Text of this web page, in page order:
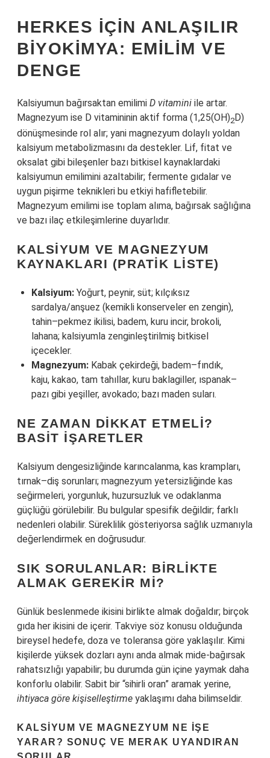
HERKES İÇIN ANLAŞILIR
BIYOKIMYA: EMILIM VE
DENGE
Kalsiyumun bağırsaktan emilimi D vitamini ile artar.
Magnezyum ise D vitamininin aktif forma (1,25(OH)2D)
dönüşmesinde rol alır; yani magnezyum dolaylı yoldan
kalsiyum metabolizmasını da destekler. Lif, fitat ve
oksalat gibi bileşenler bazı bitkisel kaynaklardaki
kalsiyumun emilimini azaltabilir; fermente gıdalar ve
uygun pişirme teknikleri bu etkiyi hafifletebilir.
Magnezyum emilimi ise toplam alıma, bağırsak sağlığına
ve bazı ilaç etkileşimlerine duyarlıdır.
KALSIYUM VE MAGNEZYUM
KAYNAKLARI (PRATIK LISTE)
Kalsiyum: Yoğurt, peynir, süt; kılçıksız
sardalya/anşuez (kemikli konserveler en zengin),
tahin–pekmez ikilisi, badem, kuru incir, brokoli,
lahana; kalsiyumla zenginleştirilmiş bitkisel
içecekler.
Magnezyum: Kabak çekirdeği, badem–fındık,
kaju, kakao, tam tahıllar, kuru baklagiller, ıspanak–
pazı gibi yeşiller, avokado; bazı maden suları.
NE ZAMAN DIKKAT ETMELI?
BASIT İŞARETLER
Kalsiyum dengesizliğinde karıncalanma, kas krampları,
tırnak–diş sorunları; magnezyum yetersizliğinde kas
seğirmeleri, yorgunluk, huzursuzluk ve odaklanma
güçlüğü görülebilir. Bu bulgular spesifik değildir; farklı
nedenleri olabilir. Süreklilik gösteriyorsa sağlık uzmanıyla
değerlendirmek en doğrusudur.
SIK SORULANLAR: BIRLIKTE
ALMAK GEREKIR MI?
Günlük beslenmede ikisini birlikte almak doğaldır; birçok
gıda her ikisini de içerir. Takviye söz konusu olduğunda
bireysel hedefe, doza ve toleransa göre yaklaşılır. Kimi
kişilerde yüksek dozları aynı anda almak mide-bağırsak
rahatsızlığı yapabilir; bu durumda gün içine yaymak daha
konforlu olabilir. Sabit bir “sihirli oran” aramak yerine,
ihtiyaca göre kişiselleştirme yaklaşımı daha bilimseldir.
KALSIYUM VE MAGNEZYUM NE İŞE
YARAR? SONUÇ VE MERAK UYANDIRAN